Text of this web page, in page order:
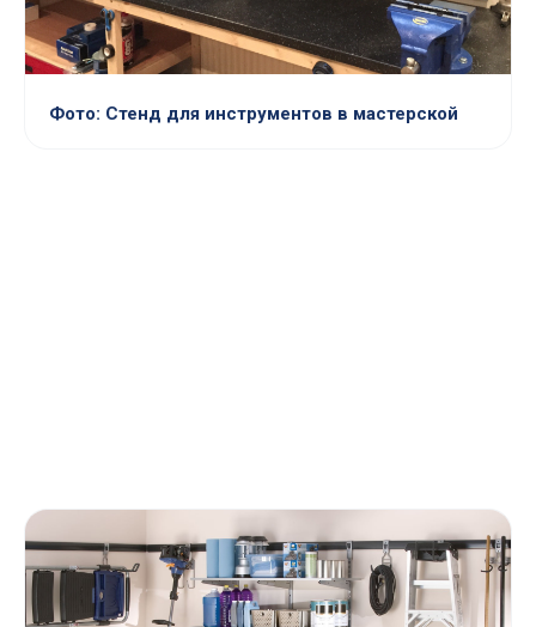
Фото: Стенд для инструментов в мастерской